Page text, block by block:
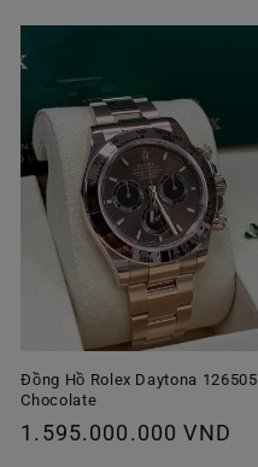
Đồng Hồ Rolex Daytona 126505
Chocolate
Giá
1.595.000.000 VND